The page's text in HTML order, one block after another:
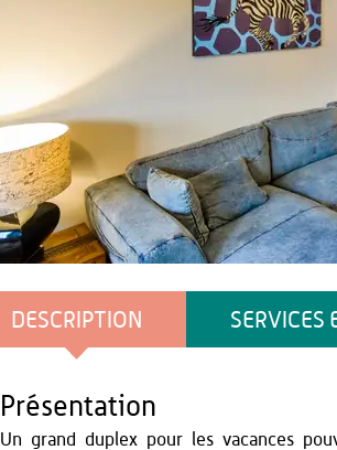
DESCRIPTION SERVICES
Présentation
Un grand duplex pour les vacances